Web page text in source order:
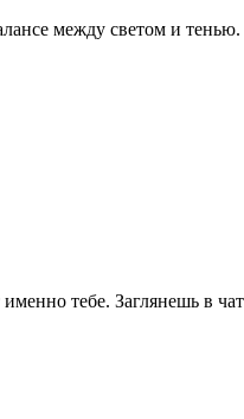
между светом и
тебе. Заглянешь в